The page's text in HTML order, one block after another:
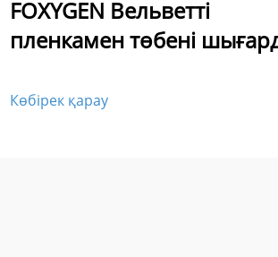
FOXYGEN Вельветті
пленкамен төбені
Көбірек қарау